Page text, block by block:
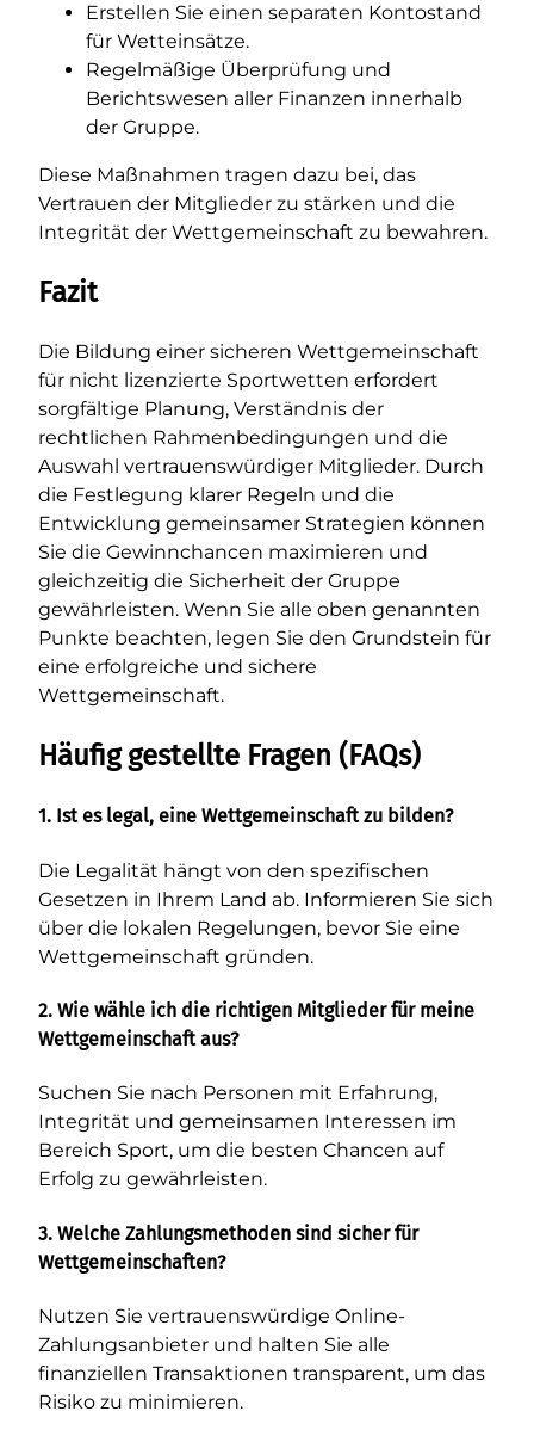
Erstellen Sie einen separaten Kontostand
für Wetteinsätze.
Regelmäßige Überprüfung und
Berichtswesen aller Finanzen innerhalb
der Gruppe.
Diese Maßnahmen tragen dazu bei, das
Vertrauen der Mitglieder zu stärken und die
Integrität der Wettgemeinschaft zu bewahren.
Fazit
Die Bildung einer sicheren Wettgemeinschaft
für nicht lizenzierte Sportwetten erfordert
sorgfältige Planung, Verständnis der
rechtlichen Rahmenbedingungen und die
Auswahl vertrauenswürdiger Mitglieder. Durch
die Festlegung klarer Regeln und die
Entwicklung gemeinsamer Strategien können
Sie die Gewinnchancen maximieren und
gleichzeitig die Sicherheit der Gruppe
gewährleisten. Wenn Sie alle oben genannten
Punkte beachten, legen Sie den Grundstein für
eine erfolgreiche und sichere
Wettgemeinschaft.
Häufig gestellte Fragen (FAQs)
1. Ist es legal, eine Wettgemeinschaft zu bilden?
Die Legalität hängt von den spezifischen
Gesetzen in Ihrem Land ab. Informieren Sie sich
über die lokalen Regelungen, bevor Sie eine
Wettgemeinschaft gründen.
2. Wie wähle ich die richtigen Mitglieder für meine
Wettgemeinschaft aus?
Suchen Sie nach Personen mit Erfahrung,
Integrität und gemeinsamen Interessen im
Bereich Sport, um die besten Chancen auf
Erfolg zu gewährleisten.
3. Welche Zahlungsmethoden sind sicher für
Wettgemeinschaften?
Nutzen Sie vertrauenswürdige Online-
Zahlungsanbieter und halten Sie alle
finanziellen Transaktionen transparent, um das
Risiko zu minimieren.